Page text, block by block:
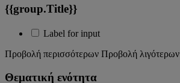
{{group.Title}}
Label for input
Προβολή περισσότερων Προβολή λιγότερων
Θεματική ενότητα